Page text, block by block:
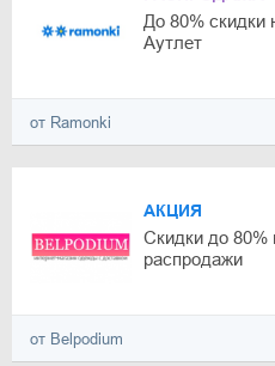
До 80% скидки
Аутлет
от Ramonki
АКЦИЯ
Скидки до 80%
распродажи
от Belpodium